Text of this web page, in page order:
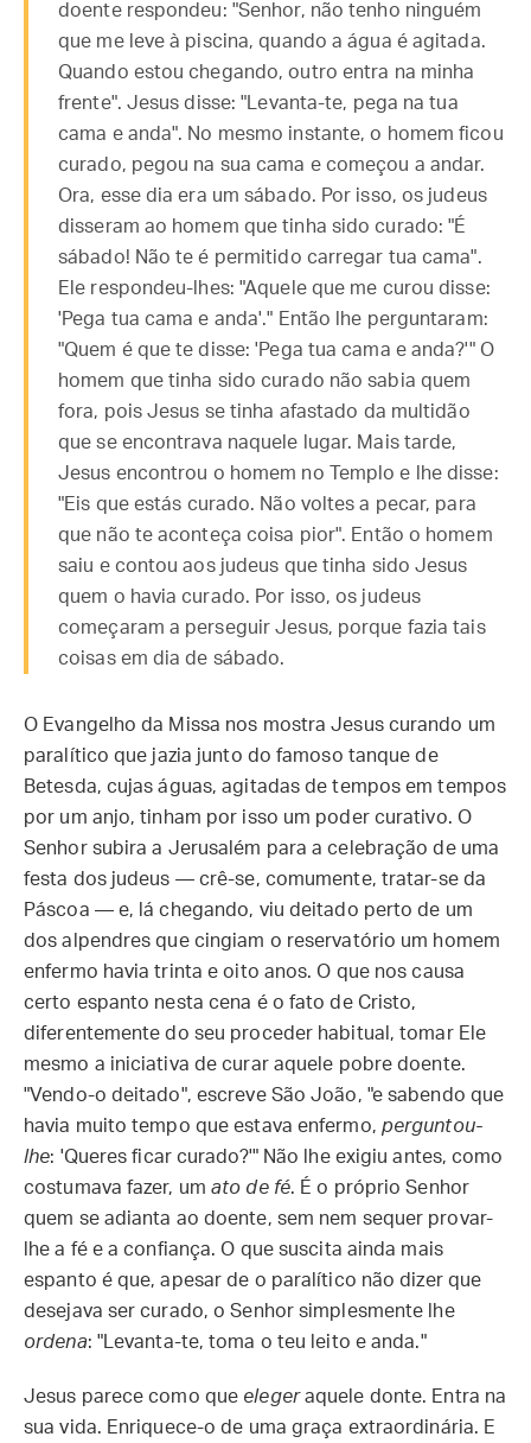
doente respondeu: "Senhor, não tenho ninguém
que me leve à piscina, quando a água é agitada.
Quando estou chegando, outro entra na minha
frente". Jesus disse: "Levanta-te, pega na tua
cama e anda". No mesmo instante, o homem ficou
curado, pegou na sua cama e começou a andar.
Ora, esse dia era um sábado. Por isso, os judeus
disseram ao homem que tinha sido curado: "É
sábado! Não te é permitido carregar tua cama".
Ele respondeu-lhes: "Aquele que me curou disse:
'Pega tua cama e anda'." Então lhe perguntaram:
"Quem é que te disse: 'Pega tua cama e anda?'" O
homem que tinha sido curado não sabia quem
fora, pois Jesus se tinha afastado da multidão
que se encontrava naquele lugar. Mais tarde,
Jesus encontrou o homem no Templo e lhe disse:
"Eis que estás curado. Não voltes a pecar, para
que não te aconteça coisa pior". Então o homem
saiu e contou aos judeus que tinha sido Jesus
quem o havia curado. Por isso, os judeus
começaram a perseguir Jesus, porque fazia tais
coisas em dia de sábado.
O Evangelho da Missa nos mostra Jesus curando um
paralítico que jazia junto do famoso tanque de
Betesda, cujas águas, agitadas de tempos em tempos
por um anjo, tinham por isso um poder curativo. O
Senhor subira a Jerusalém para a celebração de uma
festa dos judeus — crê-se, comumente, tratar-se da
Páscoa — e, lá chegando, viu deitado perto de um
dos alpendres que cingiam o reservatório um homem
enfermo havia trinta e oito anos. O que nos causa
certo espanto nesta cena é o fato de Cristo,
diferentemente do seu proceder habitual, tomar Ele
mesmo a iniciativa de curar aquele pobre doente.
"Vendo-o deitado", escreve São João, "e sabendo que
havia muito tempo que estava enfermo, perguntou-
lhe: 'Queres ficar curado?'" Não lhe exigiu antes, como
costumava fazer, um ato de fé. É o próprio Senhor
quem se adianta ao doente, sem nem sequer provar-
lhe a fé e a confiança. O que suscita ainda mais
espanto é que, apesar de o paralítico não dizer que
desejava ser curado, o Senhor simplesmente lhe
ordena: "Levanta-te, toma o teu leito e anda."
Jesus parece como que elegeraquele donte. Entra na
sua vida. Enriquece-o de uma graça extraordinária. E